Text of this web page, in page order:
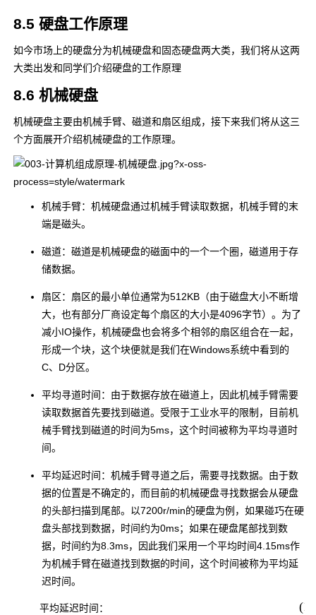
8.5 硬盘工作原理
如今市场上的硬盘分为机械硬盘和固态硬盘两大类，我们将从这两
大类出发和同学们介绍硬盘的工作原理
8.6 机械硬盘
机械硬盘主要由机械手臂、磁道和扇区组成，接下来我们将从这三
个方面展开介绍机械硬盘的工作原理。
机械手臂：机械硬盘通过机械手臂读取数据，机械手臂的末
端是磁头。
磁道：磁道是机械硬盘的磁面中的一个一个圈，磁道用于存
储数据。
扇区：扇区的最小单位通常为512KB（由于磁盘大小不断增
大，也有部分厂商设定每个扇区的大小是4096字节）。为了
减小IO操作，机械硬盘也会将多个相邻的扇区组合在一起，
形成一个块，这个块便就是我们在Windows系统中看到的
C、D分区。
平均寻道时间：由于数据存放在磁道上，因此机械手臂需要
读取数据首先要找到磁道。受限于工业水平的限制，目前机
械手臂找到磁道的时间为5ms，这个时间被称为平均寻道时
间。
平均延迟时间：机械手臂寻道之后，需要寻找数据。由于数
据的位置是不确定的，而目前的机械硬盘寻找数据会从硬盘
的头部扫描到尾部。以7200r/min的硬盘为例，如果碰巧在硬
盘头部找到数据，时间约为0ms；如果在硬盘尾部找到数
据，时间约为8.3ms，因此我们采用一个平均时间4.15ms作
为机械手臂在磁道找到数据的时间，这个时间被称为平均延
迟时间。
平均延迟 时间 ：
(1)